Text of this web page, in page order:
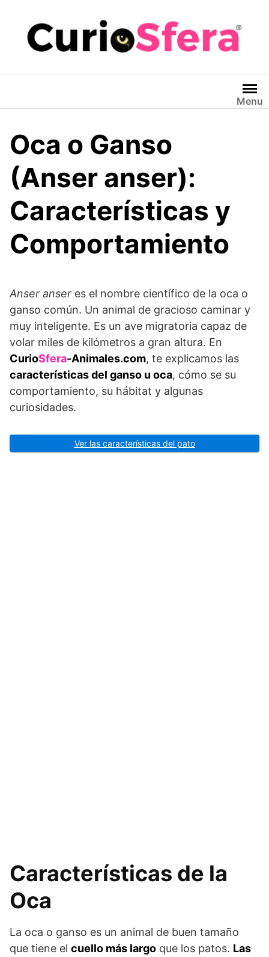
contenido
Menu
Oca o Ganso
(Anser anser):
Características y
Comportamiento
Anser anser es el nombre científico de la oca o
ganso común. Un animal de gracioso caminar y
muy inteligente. Es un ave migratoria capaz de
volar miles de kilómetros a gran altura. En
CurioSfera-Animales.com, te explicamos las
características del ganso u oca, cómo se su
comportamiento, su hábitat y algunas
curiosidades.
Ver las características del pato
Características de la
Oca
La oca o ganso es un animal de buen tamaño
que tiene el cuello más largo que los patos. Las